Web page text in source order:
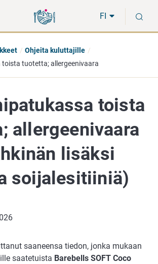
suoraan
sisältöön
koko
sivuston
FI
Ohjeita kuluttajille
tuotetta; allergeenivaara
toista
allergeenivaara
lisäksi
soijalesitiiniä)
saaneensa tiedon, jonka mukaan
saatetuista Barebells SOFT Coco